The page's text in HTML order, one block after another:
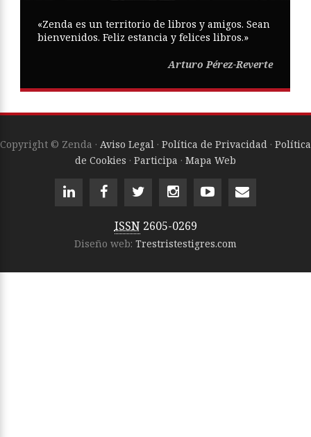
«Zenda es un territorio de libros y amigos. Sean
bienvenidos. Feliz estancia y felices libros.»
Arturo Pérez-Reverte
Copyright © Zenda · Aviso Legal · Política de Privacidad · Política
de Cookies · Participa · Mapa Web
ISSN 2605-0269
Diseño web: Trestristestigres.com